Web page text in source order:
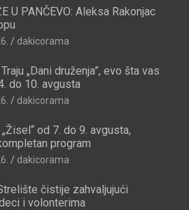
U PANČEVO: Aleksa Rakonjac
dakicorama
„Dani druženja”, evo šta vas
do 10. avgusta
dakicorama
od 7. do 9. avgusta,
program
dakicorama
čistije zahvaljujući
i volonterima